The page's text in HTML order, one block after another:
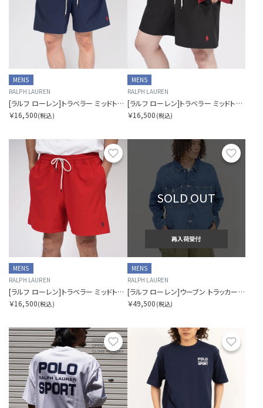
MENS
RALPH LAUREN
[ラルフ ローレン]トラベラー ミッドトランク リサイクル ストレッチポリエステル
￥16,500(税込)
MENS
RALPH LAUREN
[ラルフ ローレン]トラベラー ミッドトランク リサイクル ストレッチポリエステル
￥16,500 (税込)
お気に入り
MENS
RALPH LAUREN
[ラルフ ローレン]トラベラー ミッドトランク リサイクル ストレッチポリエステル
￥16,500(税込)
SOLD OUT
再入荷受付
MENS
RALPH LAUREN
[ラルフ ローレン]ウーブン トラッカー ジャケット
￥49,500 (税込)
お気に入り